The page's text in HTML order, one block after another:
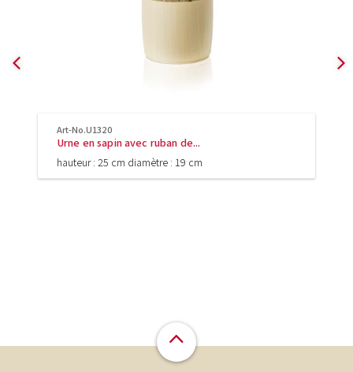
Art-No.U1320
Urne en sapin avec ruban de...
hauteur : 25 cm diamètre : 19 cm